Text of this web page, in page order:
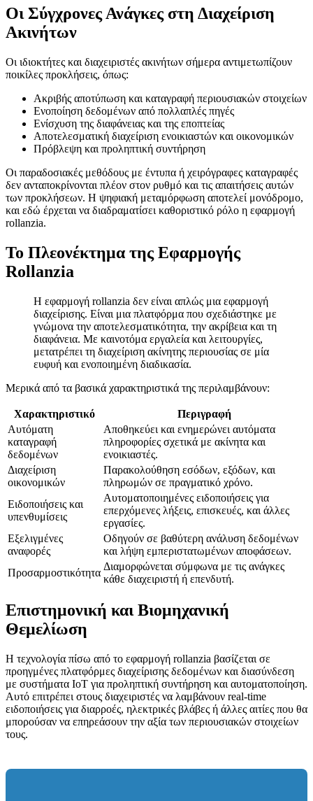
Οι Σύγχρονες Ανάγκες στη Διαχείριση
Ακινήτων
Οι ιδιοκτήτες και διαχειριστές ακινήτων σήμερα αντιμετωπίζουν
ποικίλες προκλήσεις, όπως:
Ακριβής αποτύπωση και καταγραφή περιουσιακών στοιχείων
Ενοποίηση δεδομένων από πολλαπλές πηγές
Ενίσχυση της διαφάνειας και της εποπτείας
Αποτελεσματική διαχείριση ενοικιαστών και οικονομικών
Πρόβλεψη και προληπτική συντήρηση
Οι παραδοσιακές μεθόδους με έντυπα ή χειρόγραφες καταγραφές
δεν ανταποκρίνονται πλέον στον ρυθμό και τις απαιτήσεις αυτών
των προκλήσεων. Η ψηφιακή μεταμόρφωση αποτελεί μονόδρομο,
και εδώ έρχεται να διαδραματίσει καθοριστικό ρόλο η εφαρμογή
rollanzia.
Το Πλεονέκτημα της Εφαρμογής
Rollanzia
Η εφαρμογή rollanzia δεν είναι απλώς μια εφαρμογή
διαχείρισης. Είναι μια πλατφόρμα που σχεδιάστηκε με
γνώμονα την αποτελεσματικότητα, την ακρίβεια και τη
διαφάνεια. Με καινοτόμα εργαλεία και λειτουργίες,
μετατρέπει τη διαχείριση ακίνητης περιουσίας σε μία
ευφυή και ενοποιημένη διαδικασία.
Μερικά από τα βασικά χαρακτηριστικά της περιλαμβάνουν:
Χαρακτηριστικό
Περιγραφή
Αυτόματη
καταγραφή
δεδομένων
Αποθηκεύει και ενημερώνει αυτόματα
πληροφορίες σχετικά με ακίνητα και
ενοικιαστές.
Διαχείριση
οικονομικών
Παρακολούθηση εσόδων, εξόδων, και
πληρωμών σε πραγματικό χρόνο.
Ειδοποιήσεις και
υπενθυμίσεις
Αυτοματοποιημένες ειδοποιήσεις για
επερχόμενες λήξεις, επισκευές, και άλλες
εργασίες.
Εξελιγμένες
αναφορές
Οδηγούν σε βαθύτερη ανάλυση δεδομένων
και λήψη εμπεριστατωμένων αποφάσεων.
Προσαρμοστικότητα
Διαμορφώνεται σύμφωνα με τις ανάγκες
κάθε διαχειριστή ή επενδυτή.
Επιστημονική και Βιομηχανική
Θεμελίωση
Η τεχνολογία πίσω από το εφαρμογή rollanzia βασίζεται σε
προηγμένες πλατφόρμες διαχείρισης δεδομένων και διασύνδεση
με συστήματα IoT για προληπτική συντήρηση και αυτοματοποίηση.
Αυτό επιτρέπει στους διαχειριστές να λαμβάνουν real-time
ειδοποιήσεις για διαρροές, ηλεκτρικές βλάβες ή άλλες αιτίες που θα
μπορούσαν να επηρεάσουν την αξία των περιουσιακών στοιχείων
τους.